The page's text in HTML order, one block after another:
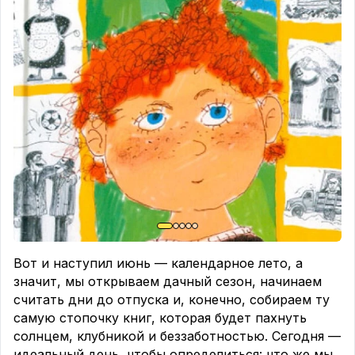
наше любимое слово
«каникулы»🌟
Вот и наступил июнь — календарное лето, а
значит, мы открываем дачный сезон, начинаем
считать дни до отпуска и, конечно, собираем ту
самую стопочку книг, которая будет пахнуть
солнцем, клубникой и беззаботностью. Сегодня —